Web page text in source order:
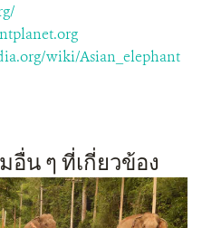
wiki/Asian_elephant
อื่น ๆ ที่เกี่ยวข้อง